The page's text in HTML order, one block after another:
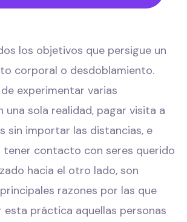
los objetivos que persigue un
corporal o desdoblamiento.
experimentar varias
una sola realidad, pagar visita a
sin importar las distancias, e
tener contacto con seres querido
hacia el otro lado, son
razones por las que
esta práctica aquellas personas